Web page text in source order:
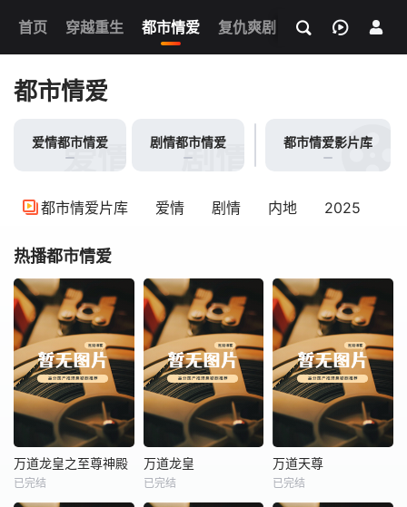
首页 穿越重生 都市情爱 复仇爽剧 玄幻武侠 奇幻
我的观影记录
都市情爱
爱情都市情爱
爱情都市情爱
剧情都市情爱
剧情都市情爱
都市情爱影片库
都市情爱片库 爱情 剧情 内地 2025
热播都市情爱
热播
万道龙皇之至尊神殿
已完结
热播
万道龙皇
万道龙皇
已完结
热播
万道天尊
万道天尊
已完结